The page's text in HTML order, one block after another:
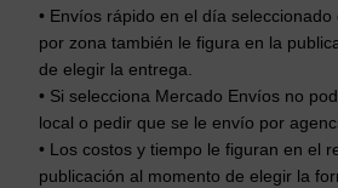
• Envíos rápido en el día
por zona también le figura en la
de elegir la entrega.
• Si selecciona Mercado Envíos no
local o pedir que se le envío por
• Los costos y tiempo le figuran en el
publicación al momento de elegir la